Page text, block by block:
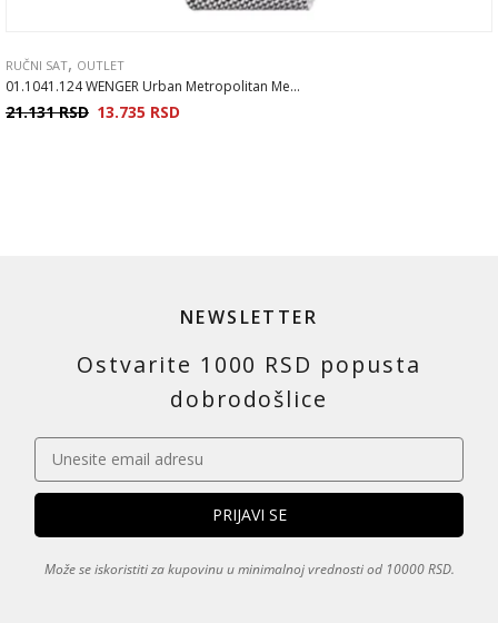
RUČNI SAT, OUTLET
01.1041.124 WENGER Urban Metropolitan Me...
21.131RSD 13.735 RSD
NEWSLETTER
Ostvarite 1000 RSD popusta
dobrodošlice
Može se iskoristiti za kupovinu u minimalnoj vrednosti od 10000 RSD.